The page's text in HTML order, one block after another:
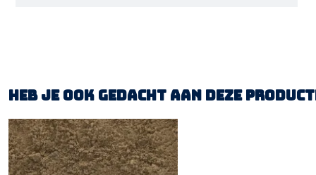
Heb je ook gedacht aan deze